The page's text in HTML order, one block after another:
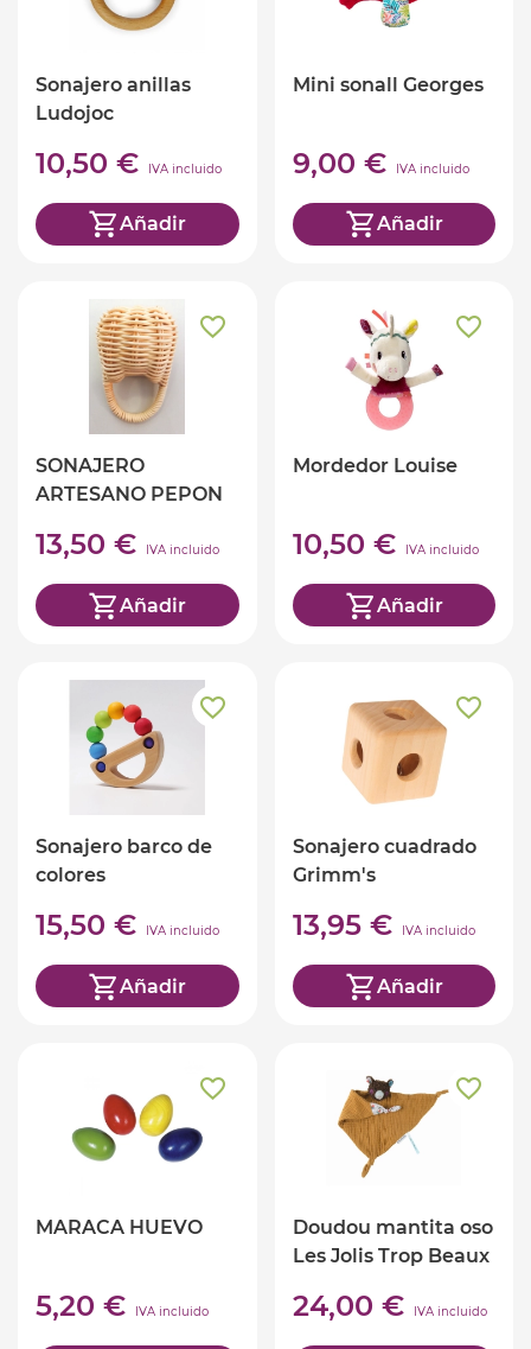
Sonajero anillas
Ludojoc
10,50 € IVA incluido
Añadir
Mini sonall Georges
9,00 € IVA incluido
Añadir
SONAJERO
ARTESANO PEPON
13,50 € IVA incluido
Añadir
Mordedor Louise
10,50 € IVA incluido
Añadir
Sonajero barco de
colores
15,50 € IVA incluido
Añadir
Sonajero cuadrado
Grimm's
13,95 € IVA incluido
Añadir
MARACA HUEVO
5,20 € IVA incluido
Doudou mantita oso
Les Jolis Trop Beaux
24,00 € IVA incluido